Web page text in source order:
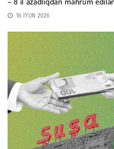
– 8 il azadlıqdan məhrum
16 İYUN 2026